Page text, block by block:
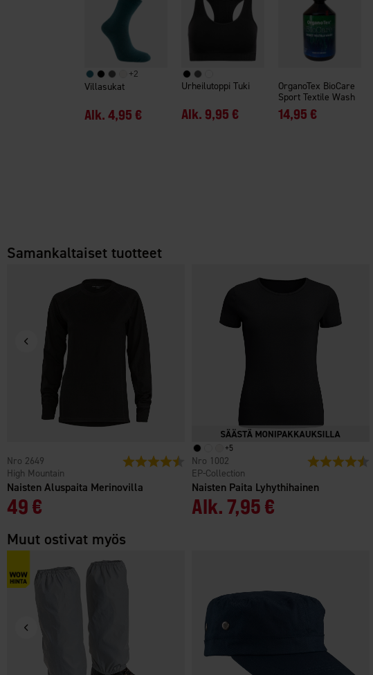
+2
Villasukat
Alk. 4,95 €
Urheilutoppi Tuki
Alk. 9,95 €
OrganoTex BioCare
Sport Textile Wash
14,95 €
Samankaltaiset tuotteet
Naisten Aluspaita Merinovilla
High Mountain
2649
49 €
Arvio: 4.6 5:sta tähdestä
+5
Naisten Paita Lyhythihainen
EP-Collection
1002
Alk. 7,95 €
Arvio:
Muut ostivat myös